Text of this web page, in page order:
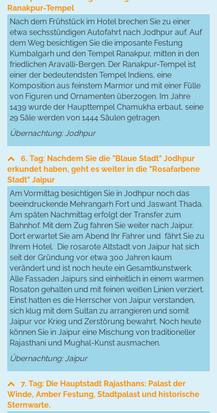
Ranakpur-Tempel
Nach dem Frühstück im Hotel brechen Sie zu einer
etwa sechsstündigen Autofahrt nach Jodhpur auf. Auf
dem Weg besichtigen Sie die imposante Festung
Kumbalgarh und den Tempel Ranakpur, mitten in den
friedlichen Aravalli-Bergen. Der Ranakpur-Tempel ist
einer der bedeutendsten Tempel Indiens, eine
Komposition aus feinstem Marmor und mit einer Fülle
von Figuren und Ornamenten überzogen. Im Jahre
1439 wurde der Haupttempel Chamukha erbaut, seine
29 Säle werden von 1444 Säulen getragen.
Übernachtung: Jodhpur
6. Tag: Nachdem Sie die "Blaue Stadt" Jodhpur
erkundet haben, geht es weiter in die "Rosafarbene
Stadt" Jaipur
Am Vormittag besichtigen Sie in Jodhpur noch das
beeindruckende Mehrangarh Fort und Jaswant Thada.
Am späten Nachmittag erfolgt der Transfer zum
Bahnhof. Mit dem Zug fahren Sie weiter nach Jaipur.
Dort erwartet Sie am Abend Ihr Fahrer und fährt Sie zu
Ihrem Hotel. Die rosarote Altstadt von Jaipur hat sich
seit der Gründung vor etwa 300 Jahren kaum
verändert und ist noch heute ein Gesamtkunstwerk.
Alle Fassaden Jaipurs sind einheitlich in einem warmen
Rosaton gehalten und mit feinen weißen Linien verziert.
Einst hatten es die Herrscher von Jaipur verstanden,
sich klug mit dem Sultan zu arrangieren und somit
Jaipur vor Krieg und Zerstörung bewahrt. Noch heute
können Sie in Jaipur eine Mischung von traditioneller
Rajasthani und Mughal-Kunst ausmachen.
Übernachtung: Jaipur
7. Tag: Die Hauptstadt Rajasthans: Palast der
Winde, Amber Festung, Stadtpalast und historische
Sternwarte.